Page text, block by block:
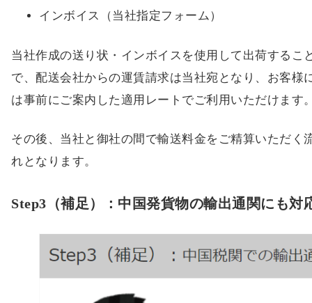
インボイス（当社指定フォーム）
当社作成の送り状・インボイスを使用して出荷するこ
で、配送会社からの運賃請求は当社宛となり、お客様
は事前にご案内した適用レートでご利用いただけます
その後、当社と御社の間で輸送料金をご精算いただく
れとなります。
Step3（補足）：中国発貨物の輸出通関にも対